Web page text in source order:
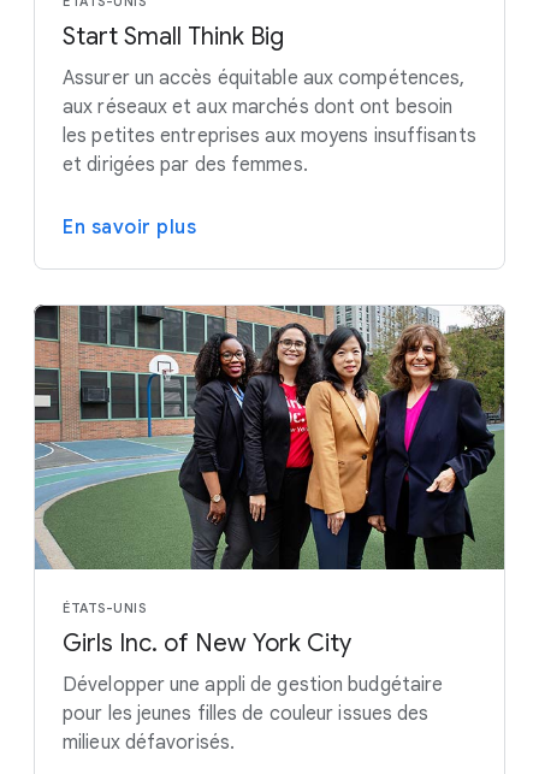
Start Small Think Big
Assurer un accès équitable aux compétences,
aux réseaux et aux marchés dont ont besoin
les petites entreprises aux moyens insuffisants
et dirigées par des femmes.
En savoir plus
ÉTATS-UNIS
Girls Inc. of New York City
Développer une appli de gestion budgétaire
pour les jeunes filles de couleur issues des
milieux défavorisés.